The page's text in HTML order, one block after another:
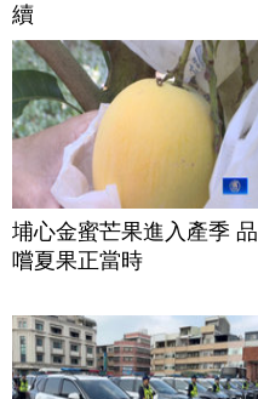
續
埔心金蜜芒果進入產季 品
嚐夏果正當時